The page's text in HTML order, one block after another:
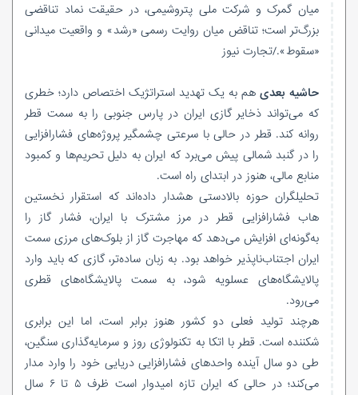
میان گمرک و شرکت ملی پتروشیمی، در حقیقت نماد تناقضی
بزرگ‌تر است؛ تناقض میان روایت رسمی «رشد» و واقعیت میدانی
«سقوط»./تجارت نیوز
حاشیه بعدی هم به یک تهدید استراتژیک اختصاص دارد؛ خطری
که می‌تواند ذخایر گازی ایران در پارس جنوبی را به سمت قطر
روانه کند. قطر در حالی با سرعتی چشمگیر پروژه‌های فشارافزایی
را در گنبد شمالی پیش می‌برد که ایران به دلیل تحریم‌ها و کمبود
منابع مالی، هنوز در ابتدای راه است.
تحلیلگران حوزه بالادستی هشدار داده‌اند که استقرار نخستین
هاب فشارافزایی قطر در مرز مشترک با ایران، فشار گاز را
به‌گونه‌ای افزایش می‌دهد که مهاجرت گاز از بلوک‌های مرزی سمت
ایران اجتناب‌ناپذیر خواهد بود. به زبان ساده‌تر، گازی که باید وارد
پالایشگاه‌های عسلویه شود، به سمت پالایشگاه‌های قطری
می‌رود.
هرچند تولید فعلی دو کشور هنوز برابر است، اما این برابری
شکننده است. قطر با اتکا به تکنولوژی روز و سرمایه‌گذاری سنگین،
طی دو سال آینده واحدهای فشارافزایی دریایی خود را وارد مدار
می‌کند؛ در حالی که ایران تازه امیدوار است ظرف ۵ تا ۶ سال